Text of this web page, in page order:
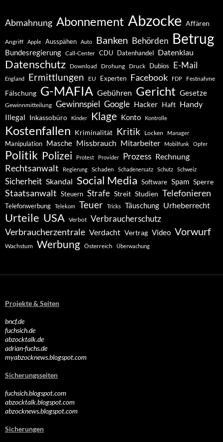
Abmahnung Abonnement Abzocke Affären
Angriff Apple Ausspähen Auto Banken Behörden Betrug
Bundesregierung Call-Center CDU Datenhandel Datenklau
Datenschutz Download Drohung Druck Dubios E-Mail
England Ermittlungen EU Experten Facebook FDP Festnahme
Fälschung G-MAFIA Gebühren Gericht Gesetze
Gewinnmitteilung Gewinnspiel Google Hacker Haft Handy
Illegal Inkassobüro Kinder Klage Konto Kontrolle
Kostenfallen Kriminalität Kritik Locken Manager
Manipulation Masche Missbrauch Mitarbeiter Mobilfunk Opfer
Politik Polizei Protest Provider Prozess Rechnung
Rechtsanwalt Regierung Schaden Schadenersatz Schutz Schweiz
Sicherheit Skandal Social Media Software Spam Sperre
Staatsanwalt Steuern Strafe Streit Studien Telefonieren
Telefonwerbung Telekom Teuer Tricks Täuschung Urheberrecht
Urteile USA Verbot Verbraucherschutz
Verbraucherzentrale Verdacht Vertrag Video Vorwurf
Wachstum Werbung Österreich Überwachung
Projekte & Seiten
bncf.de
fuchsich.de
abzocktalk.de
adrian-fuchs.de
myabzocknews.blogspot.com
Sicherungsseiten
fuchsich.blogspot.com
abzocktalk.blogspot.com
abzocknews.blogspot.com
Sicherungen